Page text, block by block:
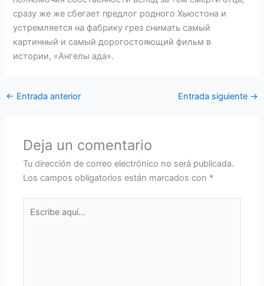
сразу же же сбегает предлог родного Хьюстона и
устремляется на фабрику грез снимать самый
картинный и самый дорогостояющий фильм в
истории, «Ангелы ада».
← Entrada anterior Entrada siguiente →
Deja un comentario
Tu dirección de correo electrónico no será publicada.
Los campos obligatorios están marcados con *
aquí...